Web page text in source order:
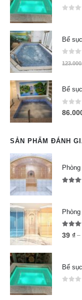
Bể
Bể
0
SẢN PHẨM ĐÁNH
4.00
39 ₫ –
Bể